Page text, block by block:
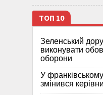
ТОП 10
Зеленський
виконувати
оборони
У
змінився